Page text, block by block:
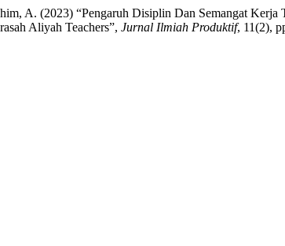
A. (2023) “Pengaruh Disiplin Dan Semangat
Aliyah Teachers”, Jurnal Ilmiah Produktif, 11(2),